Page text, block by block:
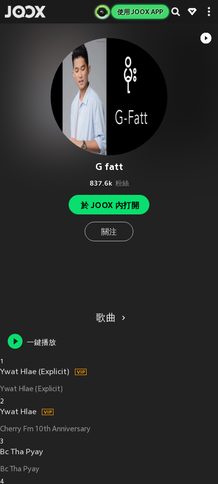
使用 JOOX APP
G fatt
837.6k 粉絲
於 JOOX 內打開
關注
歌曲
一鍵播放
1
Ywat Hlae (Explicit)
Ywat Hlae (Explicit)
2
Ywat Hlae
Cherry Fm 10th Anniversary
3
Bc Tha Pyay
Bc Tha Pyay
4